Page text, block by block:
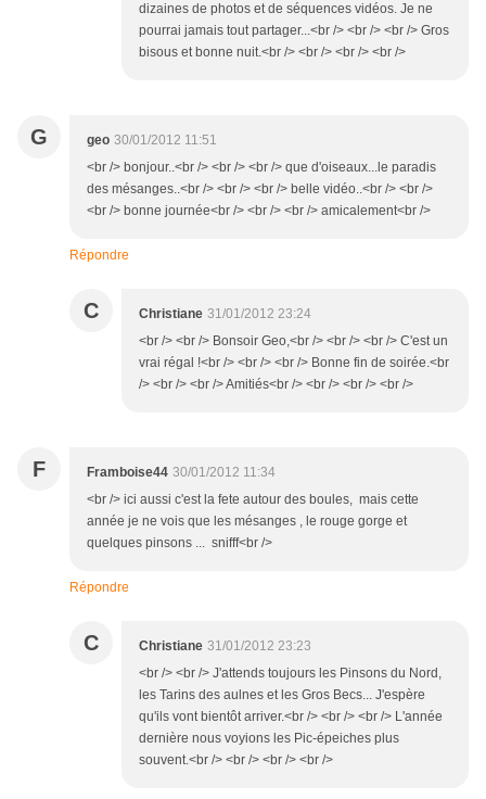
dizaines de photos et de séquences vidéos. Je ne
pourrai jamais tout partager...<br /> <br /> <br /> Gros
bisous et bonne nuit.<br /> <br /> <br /> <br />
G geo 30/01/2012 11:51
<br /> bonjour..<br /> <br /> <br /> que d'oiseaux...le paradis
des mésanges..<br /> <br /> <br /> belle vidéo..<br /> <br />
<br /> bonne journée<br /> <br /> <br /> amicalement<br />
Répondre
C Christiane 31/01/2012 23:24
<br /> <br /> Bonsoir Geo,<br /> <br /> <br /> C'est un
vrai régal !<br /> <br /> <br /> Bonne fin de soirée.<br
/> <br /> <br /> Amitiés<br /> <br /> <br /> <br />
F Framboise44 30/01/2012 11:34
<br /> ici aussi c'est la fete autour des boules, mais cette
année je ne vois que les mésanges , le rouge gorge et
quelques pinsons ... snifff<br />
Répondre
C Christiane 31/01/2012 23:23
<br /> <br /> J'attends toujours les Pinsons du Nord,
les Tarins des aulnes et les Gros Becs... J'espère
qu'ils vont bientôt arriver.<br /> <br /> <br /> L'année
dernière nous voyions les Pic-épeiches plus
souvent.<br /> <br /> <br /> <br />